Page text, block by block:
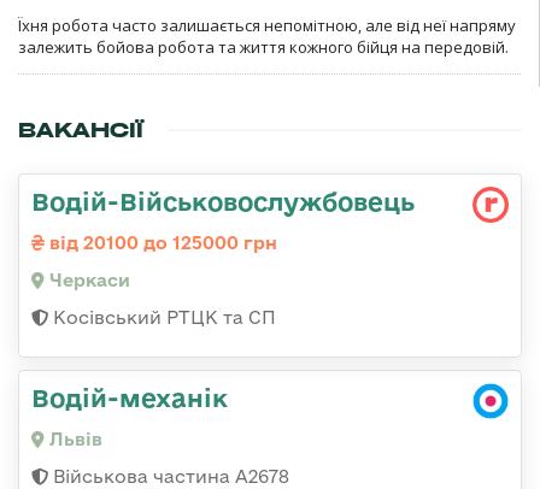
Їхня робота часто залишається непомітною, але від неї напряму
залежить бойова робота та життя кожного бійця на передовій.
ВАКАНСІЇ
Водій-Військовослужбовець
від 20100 до 125000 грн
Черкаси
Косівський РТЦК та СП
Водій-механік
Львів
Військова частина А2678